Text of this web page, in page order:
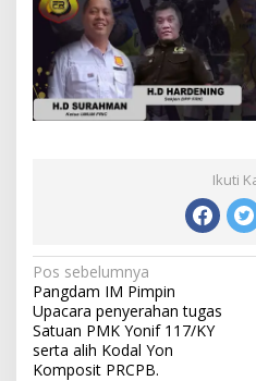
Ikuti
Navigasi
pos
Pos sebelumnya
Pangdam IM Pimpin
Upacara penyerahan tugas
Satuan PMK Yonif 117/KY
serta alih Kodal Yon
Komposit PRCPB.